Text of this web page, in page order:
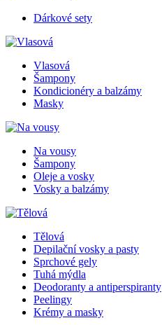
Dárkové sety
Vlasová
Šampony
Kondicionéry a balzámy
Masky
Na vousy
Šampony
Oleje a vosky
Vosky a balzámy
Tělová
Depilační vosky a pasty
Sprchové gely
Tuhá mýdla
Deodoranty a antiperspiranty
Peelingy
Krémy a masky